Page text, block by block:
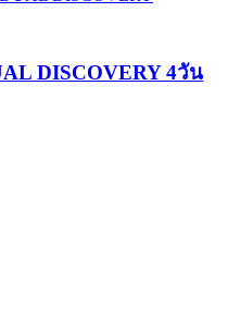
DISCOVERY 4วัน